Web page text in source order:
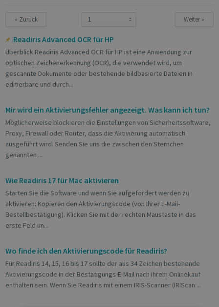
« Zurück Weiter »
Readiris Advanced OCR für HP
Überblick Readiris Advanced OCR für HP ist eine Anwendung zur
optischen Zeichenerkennung (OCR), die verwendet wird, um
gescannte Dokumente oder bestehende bildbasierte Dateien in
editierbare und durch...
Mir wird ein Aktivierungsfehler angezeigt. Was kann ich tun?
Möglicherweise blockieren die Einstellungen von Sicherheitssoftware,
Proxy, Firewall oder Router, dass die Aktivierung automatisch
ausgeführt wird. Senden Sie uns die zwischen den Sternchen
genannten ...
Wie Readiris 17 für Mac aktivieren
Starten Sie die Software und wenn Sie aufgefordert werden zu
aktivieren: Kopieren den Aktivierungscode (von Ihrer E-Mail-
Bestellbestätigung). Klicken Sie mit der rechten Maustaste in das
erste Feld un...
Wo finde ich den Aktivierungscode für Readiris?
Für Readiris 14, 15, 16 bis 17 sollte der aus 34 Zeichen bestehende
Aktivierungscode in der Bestätigungs-E-Mail nach Ihrem Onlinekauf
enthalten sein. Wenn Sie Readiris mit einem IRIS-Scanner (IRIScan ...